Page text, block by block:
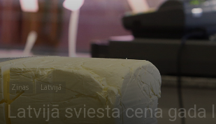
Ziņas Latvijā
Latvijā sviesta cena gada